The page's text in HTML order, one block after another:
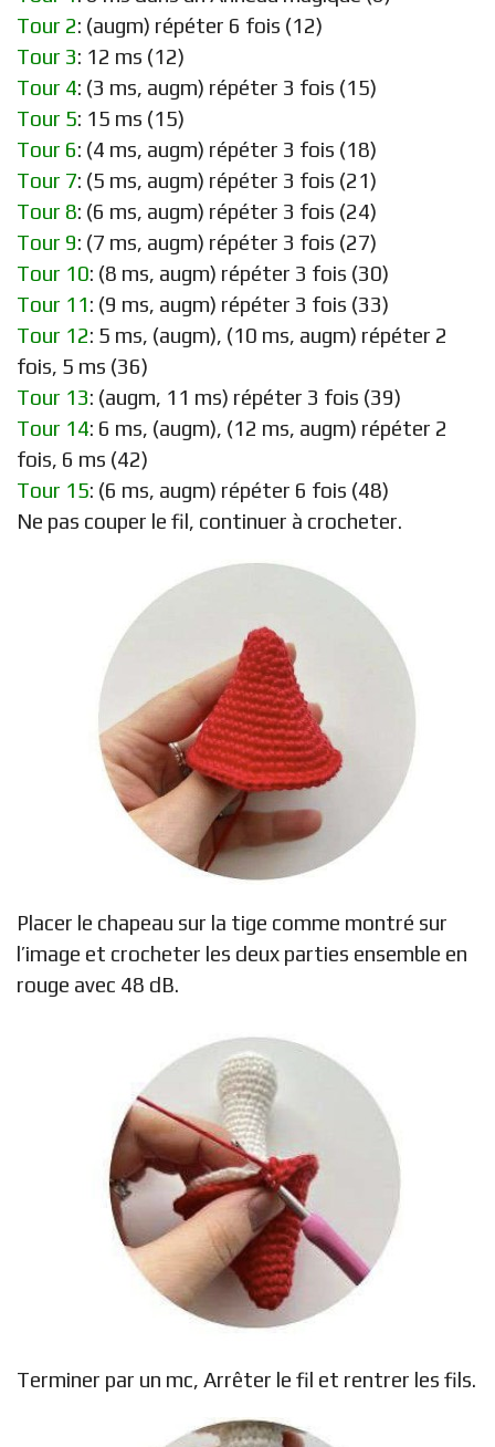
Tour 2: (augm) répéter 6 fois (12)
Tour 3: 12 ms (12)
Tour 4: (3 ms, augm) répéter 3 fois (15)
Tour 5: 15 ms (15)
Tour 6: (4 ms, augm) répéter 3 fois (18)
Tour 7: (5 ms, augm) répéter 3 fois (21)
Tour 8: (6 ms, augm) répéter 3 fois (24)
Tour 9: (7 ms, augm) répéter 3 fois (27)
Tour 10: (8 ms, augm) répéter 3 fois (30)
Tour 11: (9 ms, augm) répéter 3 fois (33)
Tour 12: 5 ms, (augm), (10 ms, augm) répéter 2
fois, 5 ms (36)
Tour 13: (augm, 11 ms) répéter 3 fois (39)
Tour 14: 6 ms, (augm), (12 ms, augm) répéter 2
fois, 6 ms (42)
Tour 15: (6 ms, augm) répéter 6 fois (48)
Ne pas couper le fil, continuer à crocheter.
Placer le chapeau sur la tige comme montré sur
l’image et crocheter les deux parties ensemble en
rouge avec 48 dB.
Terminer par un mc, Arrêter le fil et rentrer les fils.